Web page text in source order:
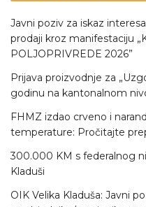
Javni poziv za iskaz
prodaji kroz manifestaciju
POLJOPRIVREDE 2026”
Prijava proizvodnje za
godinu na kantonalnom
FHMZ izdao crveno i
temperature: Pročitajte
300.000 KM s federalnog
Kladuši
OIK Velika Kladuša: Javni